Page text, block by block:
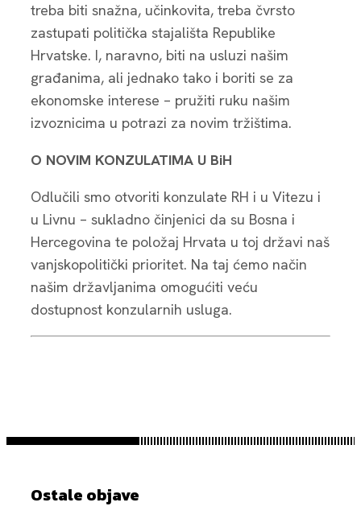
treba biti snažna, učinkovita, treba čvrsto
zastupati politička stajališta Republike
Hrvatske. I, naravno, biti na usluzi našim
građanima, ali jednako tako i boriti se za
ekonomske interese – pružiti ruku našim
izvoznicima u potrazi za novim tržištima.
O NOVIM KONZULATIMA U BiH
Odlučili smo otvoriti konzulate RH i u Vitezu i
u Livnu – sukladno činjenici da su Bosna i
Hercegovina te položaj Hrvata u toj državi naš
vanjskopolitički prioritet. Na taj ćemo način
našim državljanima omogućiti veću
dostupnost konzularnih usluga.
Ostale objave